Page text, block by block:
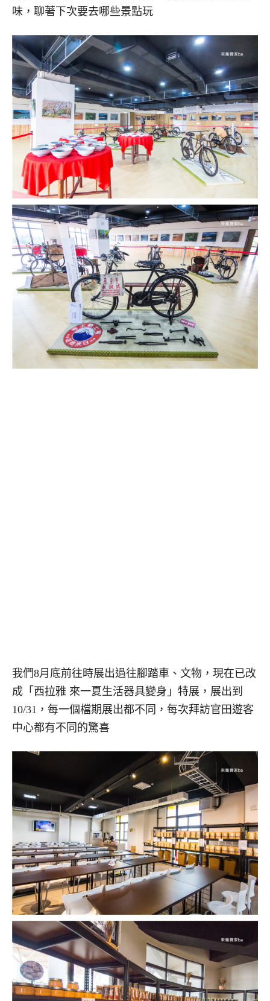
味，聊著下次要去哪些景點玩
我們8月底前往時展出過往腳踏車、文物，現在已改
成「西拉雅 來一夏生活器具變身」特展，展出到
10/31，每一個檔期展出都不同，每次拜訪官田遊客
中心都有不同的驚喜